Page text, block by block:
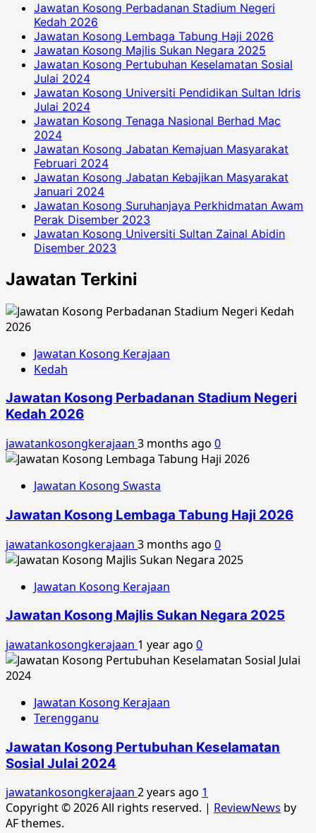
Jawatan Kosong Perbadanan Stadium Negeri
Kedah 2026
Jawatan Kosong Lembaga Tabung Haji 2026
Jawatan Kosong Majlis Sukan Negara 2025
Jawatan Kosong Pertubuhan Keselamatan Sosial
Julai 2024
Jawatan Kosong Universiti Pendidikan Sultan Idris
Julai 2024
Jawatan Kosong Tenaga Nasional Berhad Mac
2024
Jawatan Kosong Jabatan Kemajuan Masyarakat
Februari 2024
Jawatan Kosong Jabatan Kebajikan Masyarakat
Januari 2024
Jawatan Kosong Suruhanjaya Perkhidmatan Awam
Perak Disember 2023
Jawatan Kosong Universiti Sultan Zainal Abidin
Disember 2023
Jawatan Terkini
Jawatan Kosong Kerajaan
Kedah
Jawatan Kosong Perbadanan Stadium Negeri
Kedah 2026
jawatankosongkerajaan 3 months ago 0
Jawatan Kosong Swasta
Jawatan Kosong Lembaga Tabung Haji 2026
jawatankosongkerajaan 3 months ago 0
Jawatan Kosong Kerajaan
Jawatan Kosong Majlis Sukan Negara 2025
jawatankosongkerajaan 1 year ago 0
Jawatan Kosong Kerajaan
Terengganu
Jawatan Kosong Pertubuhan Keselamatan
Sosial Julai 2024
jawatankosongkerajaan 2 years ago 1
Copyright © 2026 All rights reserved. | ReviewNews by
AF themes.